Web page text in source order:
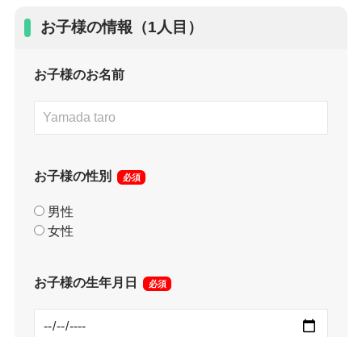
お子様の情報（1人目）
お子様のお名前
お子様の性別 必須
男性
女性
お子様の生年月日 必須